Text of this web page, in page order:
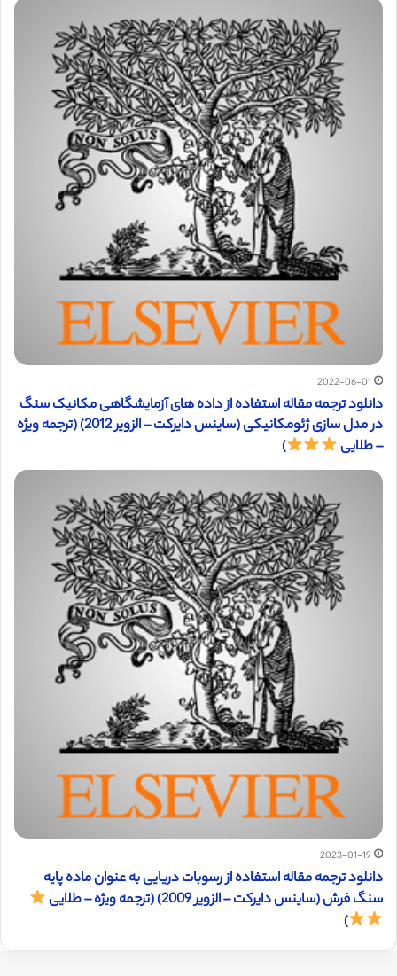
2022-06-01
دانلود ترجمه مقاله استفاده از داده های آزمایشگاهی مکانیک سنگ
در مدل سازی ژئومکانیکی (ساینس دایرکت – الزویر 2012) (ترجمه ویژه
– طلایی
)
2023-01-19
دانلود ترجمه مقاله استفاده از رسوبات دریایی به عنوان ماده پایه
سنگ فرش (ساینس دایرکت – الزویر 2009) (ترجمه ویژه – طلایی
)